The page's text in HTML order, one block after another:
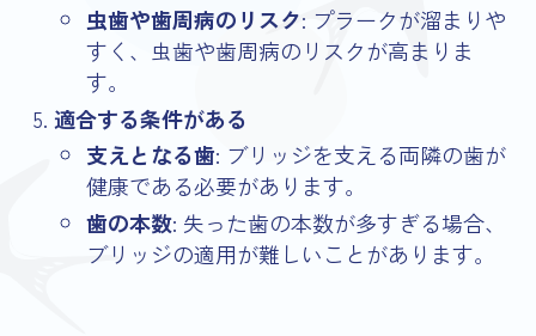
虫歯や歯周病のリスク: プラークが溜まりや
すく、虫歯や歯周病のリスクが高まりま
す。
適合する条件がある
支えとなる歯: ブリッジを支える両隣の歯が
健康である必要があります。
歯の本数: 失った歯の本数が多すぎる場合、
ブリッジの適用が難しいことがあります。